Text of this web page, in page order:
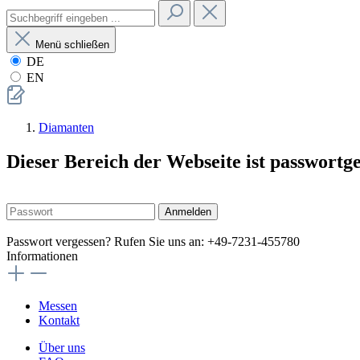
Menü schließen
DE
EN
Diamanten
Dieser Bereich der Webseite ist
Anmelden
Passwort vergessen? Rufen Sie uns an: +49-7231-455780
Informationen
Messen
Kontakt
Über uns